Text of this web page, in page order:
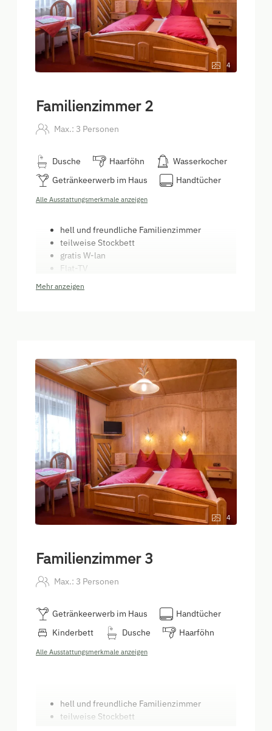
4
Familienzimmer 2
Max.: 3 Personen
Dusche Haarföhn
Wasserkocher
Getränkeerwerb im Haus
Handtücher
Alle Ausstattungsmerkmale anzeigen
hell und freundliche Familienzimmer
teilweise Stockbett
gratis W-lan
Flat-TV
Haarfön, Handtücher, Seife
neu modernisierte Bäder (Dusche)
(traditionelle Tiroler Küche)
Mehr anzeigen
4
Familienzimmer 3
Max.: 3 Personen
Getränkeerwerb im Haus
Handtücher
Kinderbett
Dusche Haarföhn
Alle Ausstattungsmerkmale anzeigen
hell und freundliche Familienzimmer
teilweise Stockbett